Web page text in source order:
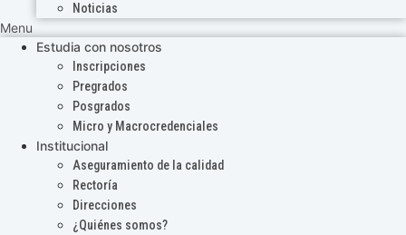
Noticias
Menu
Estudia con nosotros
Inscripciones
Pregrados
Posgrados
Micro y Macrocredenciales
Institucional
Aseguramiento de la calidad
Rectoría
Direcciones
¿Quiénes somos?